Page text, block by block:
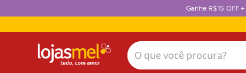
Ganhe R$15 OFF
O que você procura?